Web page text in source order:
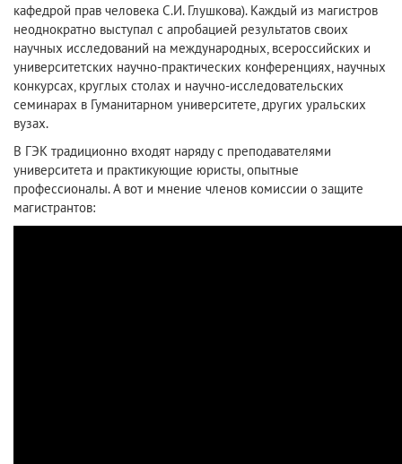
кафедрой прав человека С.И. Глушкова). Каждый из магистров
неоднократно выступал с апробацией результатов своих
научных исследований на международных, всероссийских и
университетских научно-практических конференциях, научных
конкурсах, круглых столах и научно-исследовательских
семинарах в Гуманитарном университете, других уральских
вузах.
В ГЭК традиционно входят наряду с преподавателями
университета и практикующие юристы, опытные
профессионалы. А вот и мнение членов комиссии о защите
магистрантов: